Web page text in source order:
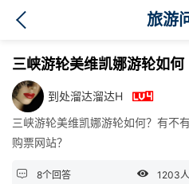
旅游
三峡游轮美维凯娜游轮如何
到处溜达溜达H 
三峡游轮美维凯娜游轮如何？有不
购票网站？
 8个回答  1203